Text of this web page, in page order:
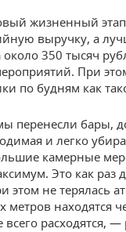
жизненный
выручку, а
около 350 тысяч
При
по будням как
перенесли бары,
и легко
камерные
Это как раз
этом не терялась
метров находятся
расходятся,